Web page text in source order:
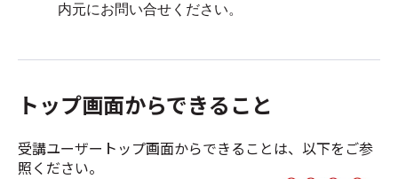
内元にお問い合せください。
トップ画面からできること
受講ユーザートップ画面からできることは、以下をご参
照ください。